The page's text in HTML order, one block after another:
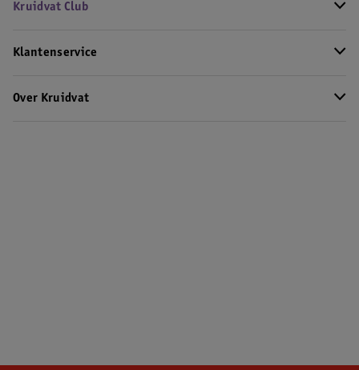
Kruidvat Club
Klantenservice
Over Kruidvat